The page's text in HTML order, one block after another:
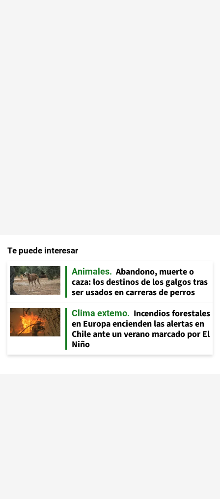
Te puede interesar
Animales
Abandono, muerte o
caza: los destinos de los galgos tras
ser usados en carreras de perros
Clima extemo
Incendios forestales
en Europa encienden las alertas en
Chile ante un verano marcado por El
Niño